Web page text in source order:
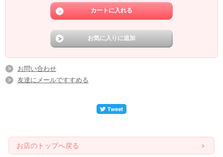
お問い合わせ
友達にメールですすめる
お店のトップへ戻る